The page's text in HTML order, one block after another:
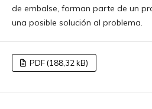
de embalse, forman parte de un
una posible solución al problema.
PDF (188,32 kB)